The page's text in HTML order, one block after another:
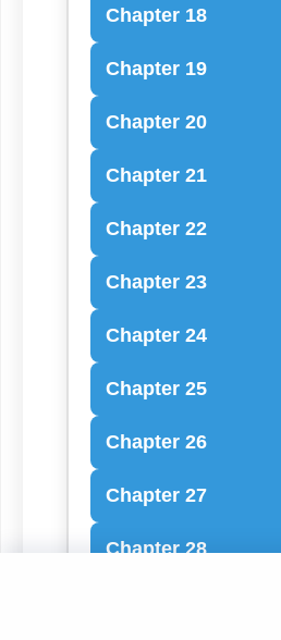
Chapter 18
Chapter 19
Chapter 20
Chapter 21
Chapter 22
Chapter 23
Chapter 24
Chapter 25
Chapter 26
Chapter 27
Chapter 28